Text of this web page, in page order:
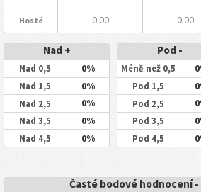
Hosté 0.00 0.00
Nad +
Nad 0,5 0%
Nad 1,5 0%
Nad 2,5 0%
Nad 3,5 0%
Nad 4,5 0%
Pod -
Méně než 0,5
Pod 1,5
Pod 2,5
Pod 3,5
Pod 4,5
Časté bodové hodnocení